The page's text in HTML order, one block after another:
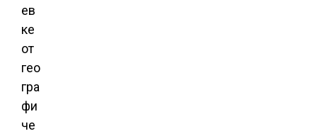
ев
ке
от
гео
гра
фи
че